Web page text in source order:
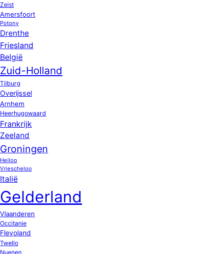
Zeist
Amersfoort
Potony
Drenthe
Friesland
België
Zuid-Holland
Tilburg
Overijssel
Arnhem
Heerhugowaard
Frankrijk
Zeeland
Groningen
Heiloo
Vriescheloo
Italië
Gelderland
Vlaanderen
Occitanie
Flevoland
Twello
Nuenen